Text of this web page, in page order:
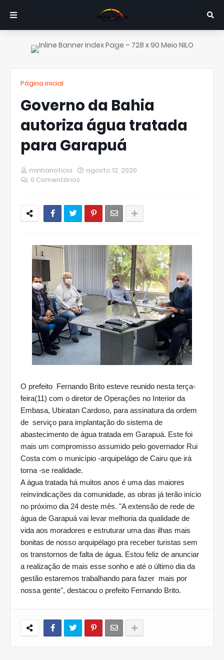
Página inicial
Governo da Bahia
autoriza água tratada
para Garapuá
minhanoticia
agosto 12, 2020
0 Comentários
O prefeito Fernando Brito esteve reunido nesta terça-
feira(11) com o diretor de Operações no Interior da
Embasa, Ubiratan Cardoso, para assinatura da ordem
de serviço para implantação do sistema de
abastecimento de água tratada em Garapuá. Este foi
mais um compromisso assumido pelo governador Rui
Costa com o município -arquipelágo de Cairu que irá
torna -se realidade.
A água tratada há muitos anos é uma das maiores
reinvindicações da comunidade, as obras já terão início
no próximo dia 24 deste mês. "A extensão de rede de
água de Garapuá vai levar melhoria da qualidade de
vida aos moradores e estruturar uma das ilhas mais
bonitas de nosso arquipélago pra receber turistas sem
os transtornos de falta de água. Estou feliz de anunciar
a realização de mais esse sonho e até o último dia da
gestão estaremos trabalhando para fazer mais por
nossa gente", destacou o prefeito Fernando Brito.